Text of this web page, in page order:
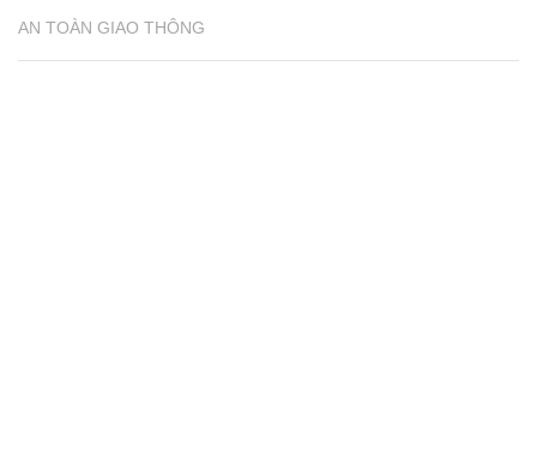
AN TOÀN GIAO THÔNG